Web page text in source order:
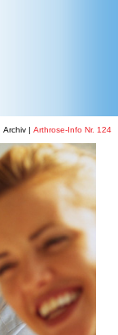
Archiv | Arthrose-Info Nr. 124